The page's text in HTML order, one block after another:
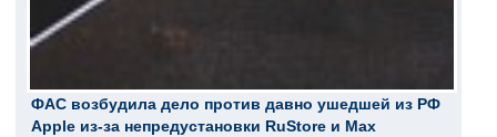
ФАС возбудила дело против давно ушедшей из РФ
Apple из-за непредустановки RuStore и Max